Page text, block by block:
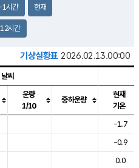
시간 현재
시간
기상실황표 2026.02.13.00:00
, 강수, 바람, 기압등을 안내한 표입
날씨
운량
1/10
중하운량
현재
기온
-1.7
-0.9
0.0